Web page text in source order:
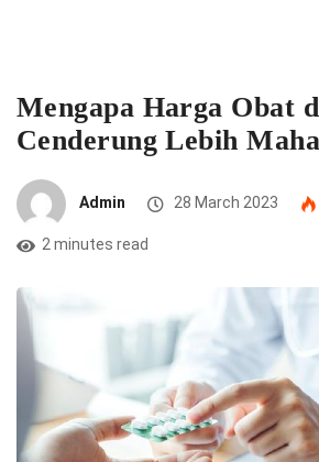
Mengapa Harga Obat
Cenderung Lebih
Admin 28 March 2023
2 minutes read